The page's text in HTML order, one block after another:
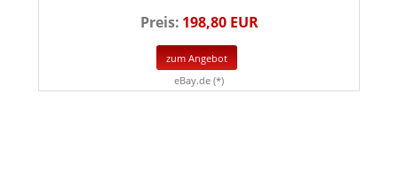
Preis: 198,80 EUR
zum Angebot
eBay.de (*)